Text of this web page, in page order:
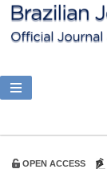
OPEN ACCESS